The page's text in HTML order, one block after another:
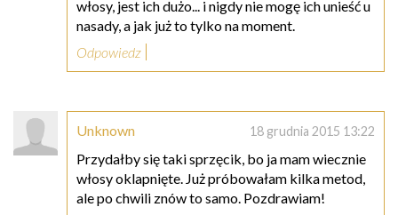
włosy, jest ich dużo... i nigdy nie mogę ich unieść u
nasady, a jak już to tylko na moment.
Odpowiedz
Unknown 18 grudnia 2015 13:22
Przydałby się taki sprzęcik, bo ja mam wiecznie
włosy oklapnięte. Już próbowałam kilka metod,
ale po chwili znów to samo. Pozdrawiam!